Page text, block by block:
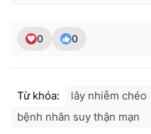
0 0
Từ khóa: lây nhiễm chéo
bệnh nhân suy thận mạn